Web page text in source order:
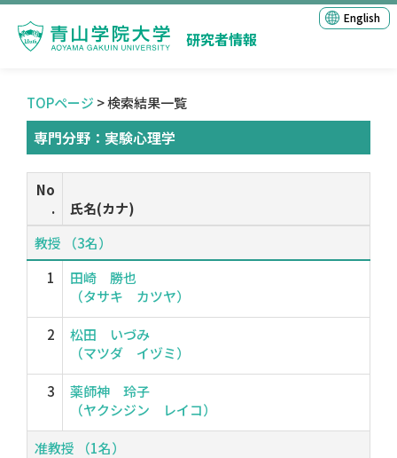
研究者情報
English
TOPページ > 検索結果一覧
専門分野：実験心理学
No
.
氏名(カナ)
教授 （3名）
1
田崎 勝也
（タサキ カツヤ）
2
松田 いづみ
（マツダ イヅミ）
3
薬師神 玲子
（ヤクシジン レイコ）
准教授 （1名）